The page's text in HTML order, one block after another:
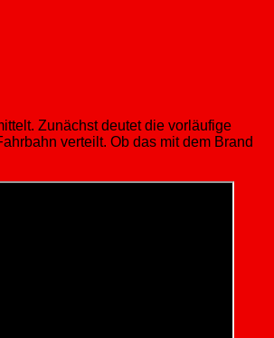
Zunächst deutet die vorläufige
verteilt. Ob das mit dem Brand